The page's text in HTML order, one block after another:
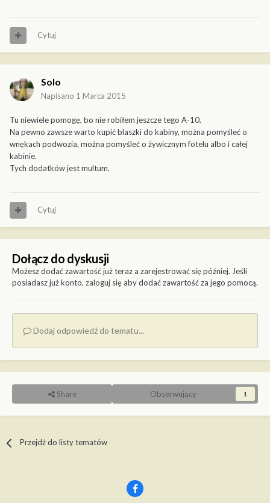
Cytuj
Solo
Napisano 1 Marca 2015
Tu niewiele pomogę, bo nie robiłem jeszcze tego A-10.
Na pewno zawsze warto kupić blaszki do kabiny, można pomyśleć o
wnękach podwozia, można pomyśleć o żywicznym fotelu albo i całej
kabinie.
Tych dodatków jest multum.
Cytuj
Dołącz do dyskusji
Możesz dodać zawartość już teraz a zarejestrować się później. Jeśli
posiadasz już konto, zaloguj sięaby dodać zawartość za jego pomocą.
Dodaj odpowiedź do tematu...
Share Obserwujący 1
Przejdź do listy tematów